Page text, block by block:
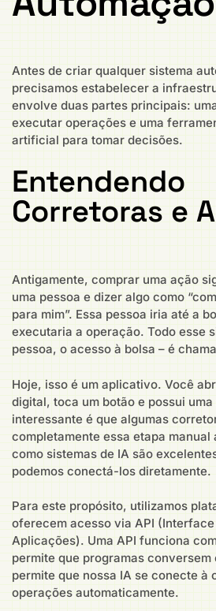
Antes de criar qualquer sistema
precisamos estabelecer a
envolve duas partes principais:
executar operações e uma
artificial para tomar decisões.
Entendendo
Corretoras e
Antigamente, comprar uma ação
uma pessoa e dizer algo como
para mim”. Essa pessoa iria até a
executaria a operação. Todo esse
pessoa, o acesso à bolsa – é
Hoje, isso é um aplicativo. Você
digital, toca um botão e possui
interessante é que algumas
completamente essa etapa manual
como sistemas de IA são
podemos conectá-los diretamente.
Para este propósito, utilizamos
oferecem acesso via API
Aplicações). Uma API funciona
permite que programas
permite que nossa IA se conecte à
operações automaticamente.